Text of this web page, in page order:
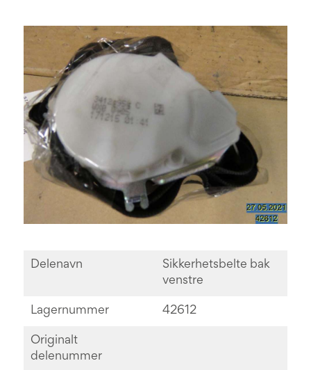
Delenavn
Sikkerhetsbelte bak
venstre
Lagernummer 42612
Originalt
delenummer